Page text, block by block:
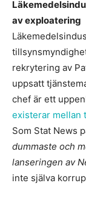
av exploatering
rekrytering av
uppsatt
chef är ett
existerar mellan
Som Stat News
dummaste och
lanseringen av
inte själva